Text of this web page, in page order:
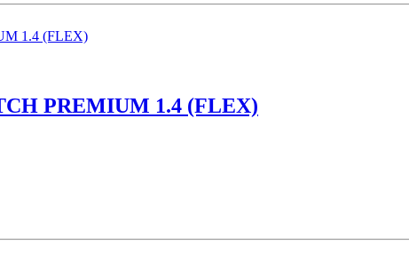
PREMIUM 1.4 (FLEX)